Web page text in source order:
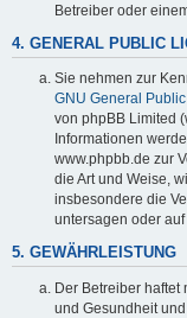
Betreiber oder
4. GENERAL PUBLIC
Sie nehmen zur
GNU General
von phpBB Limited
Informationen
www.phpbb.de zur
die Art und Weise,
insbesondere die
untersagen oder
5. GEWÄHRLEISTUNG
Der Betreiber haftet
und Gesundheit